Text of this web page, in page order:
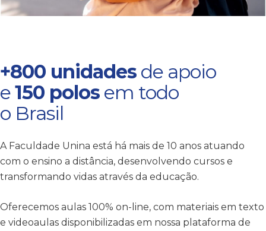
+800 unidades de apoio
e150 polos em todo
o Brasil
A Faculdade Unina está há mais de 10 anos atuando
com o ensino a distância, desenvolvendo cursos e
transformando vidas através da educação.
Oferecemos aulas 100% on-line, com materiais em texto
e videoaulas disponibilizadas em nossa plataforma de